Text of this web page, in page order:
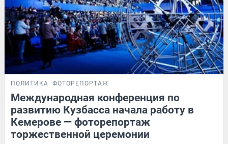
ПОЛИТИКА ФОТОРЕПОРТАЖ
Международная конференция по
развитию Кузбасса начала работу в
Кемерове — фоторепортаж
торжественной церемонии